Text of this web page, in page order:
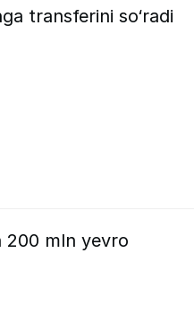
transferini so‘radi
200 mln yevro